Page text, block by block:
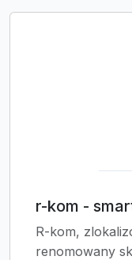
r-kom -
R-kom,
renomowany